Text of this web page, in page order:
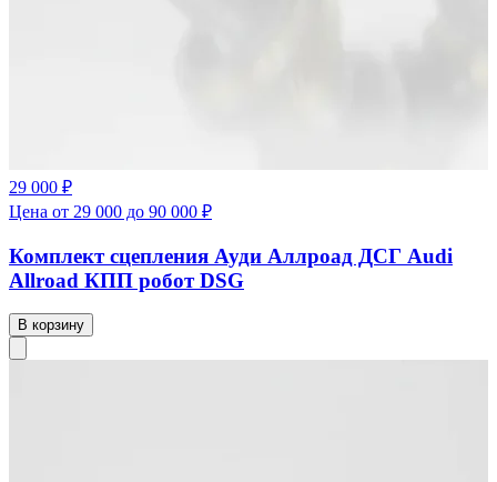
29 000 ₽
Цена от 29 000 до 90 000 ₽
Комплект сцепления Ауди Аллроад ДСГ Audi
Allroad КПП робот DSG
В корзину